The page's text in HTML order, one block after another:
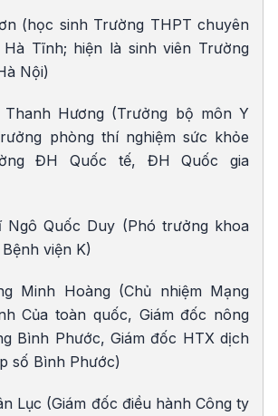
(học sinh Trường THPT chuyên
Tĩnh; hiện là sinh viên Trường
Nội)
Hương (Trưởng bộ môn Y
phòng thí nghiệm sức khỏe
ĐH Quốc tế, ĐH Quốc gia
Quốc Duy (Phó trưởng khoa
viện K)
Minh Hoàng (Chủ nhiệm Mạng
Của toàn quốc, Giám đốc nông
Bình Phước, Giám đốc HTX dịch
số Bình Phước)
Lục (Giám đốc điều hành Công ty